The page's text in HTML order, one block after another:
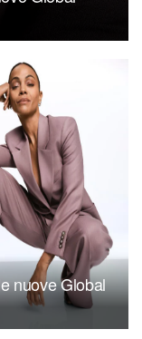
nuove Global